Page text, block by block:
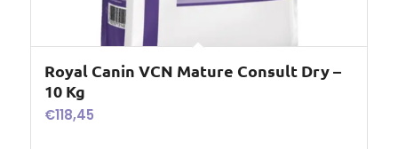
Royal Canin VCN Mature Consult Dry –
10 Kg
€118,45